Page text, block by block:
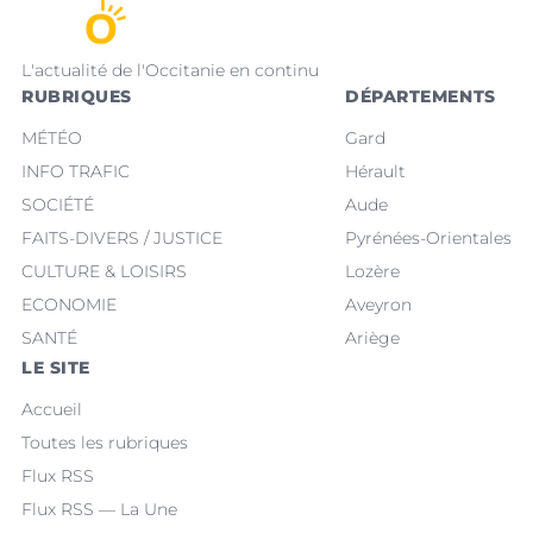
L'actualité de l'Occitanie en continu
RUBRIQUES
MÉTÉO
INFO TRAFIC
SOCIÉTÉ
FAITS-DIVERS / JUSTICE
CULTURE & LOISIRS
ECONOMIE
SANTÉ
DÉPARTEMENTS
Gard
Hérault
Aude
Pyrénées-Orientales
Lozère
Aveyron
Ariège
LE SITE
Accueil
Toutes les rubriques
Flux RSS
Flux RSS — La Une